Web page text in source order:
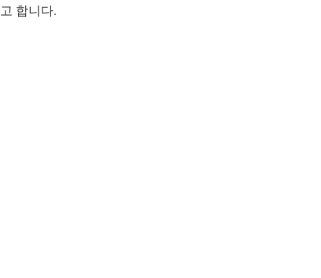
합니다.